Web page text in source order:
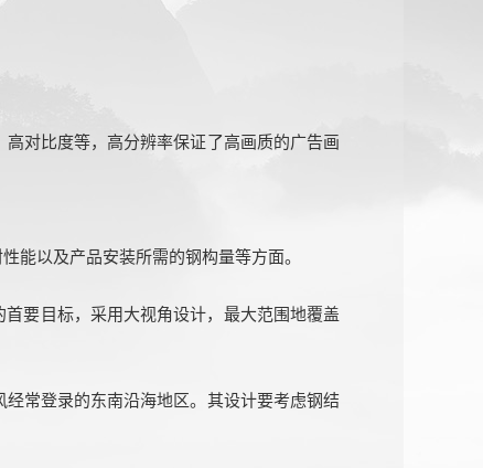
对比度等，高分辨率保证了高画质的广告画
能以及产品安装所需的钢构量等方面。
首要目标，采用大视角设计，最大范围地覆盖
常登录的东南沿海地区。其设计要考虑钢结